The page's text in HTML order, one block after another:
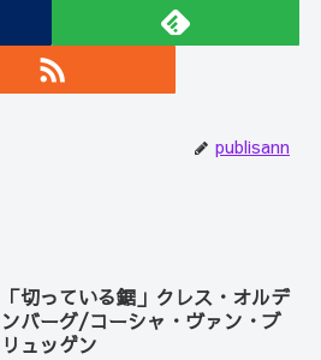
publisann
「切っている鋸」クレス・オルデ
ンバーグ/コーシャ・ヴァン・ブ
リュッゲン